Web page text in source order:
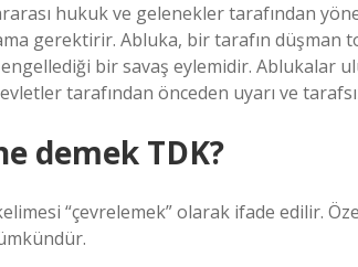
hukuk ve gelenekler tarafından
gerektirir. Abluka, bir tarafın düşman
engellediği bir savaş eylemidir. Ablukalar
tarafından önceden uyarı ve
demek TDK?
“çevrelemek” olarak ifade edilir.